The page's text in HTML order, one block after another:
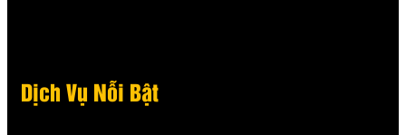
Dịch Vụ Nỗi Bật